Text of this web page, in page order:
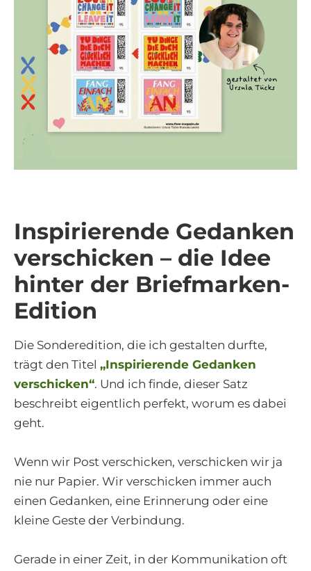
Inspirierende Gedanken
verschicken – die Idee
hinter der Briefmarken-
Edition
Die Sonderedition, die ich gestalten durfte,
trägt den Titel „Inspirierende Gedanken
verschicken“. Und ich finde, dieser Satz
beschreibt eigentlich perfekt, worum es dabei
geht.
Wenn wir Post verschicken, verschicken wir ja
nie nur Papier. Wir verschicken immer auch
einen Gedanken, eine Erinnerung oder eine
kleine Geste der Verbindung.
Gerade in einer Zeit, in der Kommunikation oft